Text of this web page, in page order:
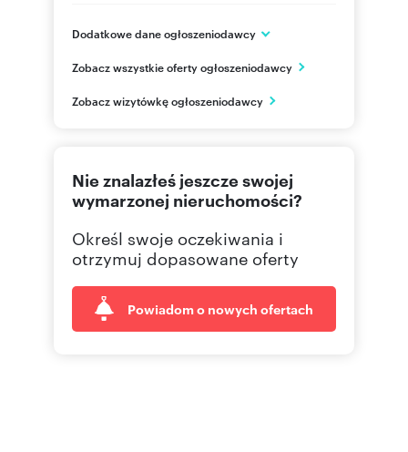
Dodatkowe dane ogłoszeniodawcy
Warszawa
PL
Zobacz wszystkie oferty ogłoszeniodawcy
Zobacz wizytówkę ogłoszeniodawcy
Nie znalazłeś jeszcze swojej
wymarzonej nieruchomości?
Określ swoje oczekiwania i
otrzymuj dopasowane oferty
Powiadom o nowych ofertach